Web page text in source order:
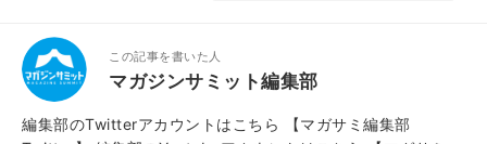
この記事を書いた人
マガジンサミット編集部
編集部のTwitterアカウントはこちら
【マガサミ編集部